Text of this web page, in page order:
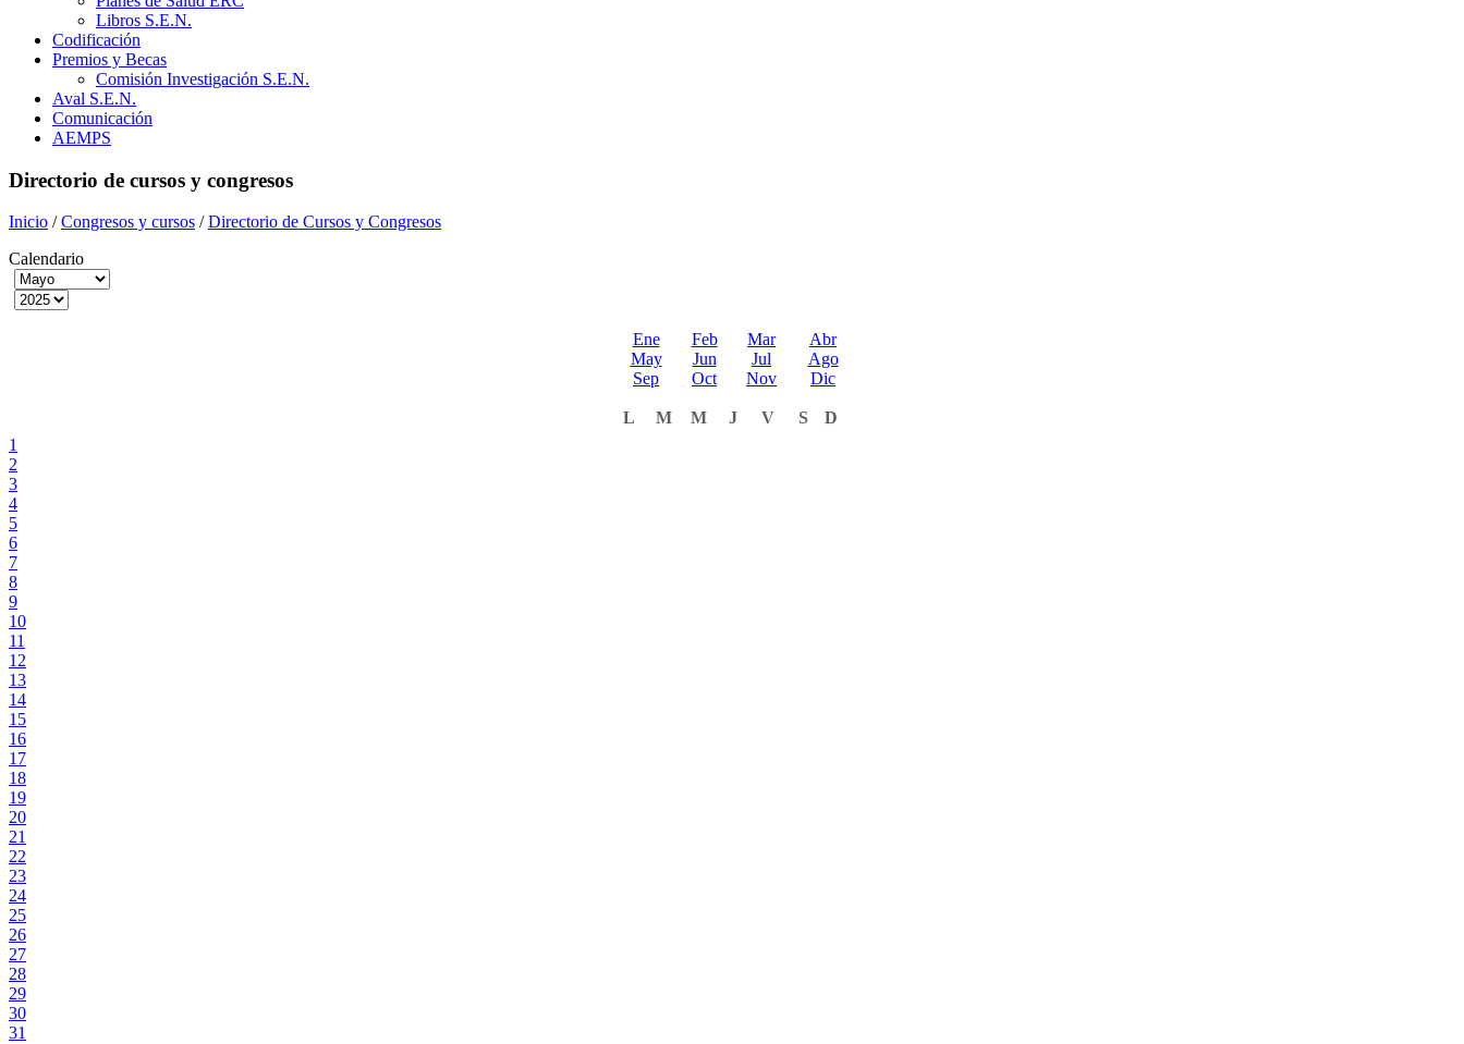
Libros S.E.N.
Codificación
Premios y Becas
Comisión Investigación S.E.N.
Aval S.E.N.
Comunicación
AEMPS
Directorio de cursos y congresos
Inicio /Congresos y cursos /Directorio de Cursos y Congresos
Calendario
Ene Feb Mar
Abr
May
Jun Jul
Ago
Sep
Oct Nov Dic
L M M J V S
D
1
2
3
4
5
6
7
8
9
10
11
12
13
14
15
16
17
18
19
20
21
22
23
24
25
26
27
28
29
30
31